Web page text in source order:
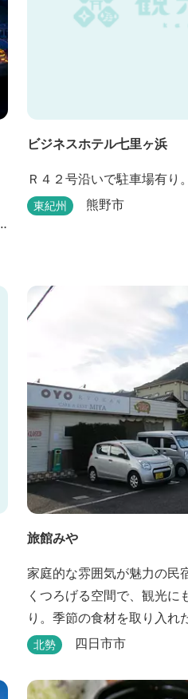
ビジネスホテル七里ヶ浜
Ｒ４２号沿いで駐車場有り。
東紀州 熊野市
旅館みや
家庭的な雰囲気が魅力の民
くつろげる空間で、観光に
り。季節の食材を取り入れ
しめます。
北勢 四日市市